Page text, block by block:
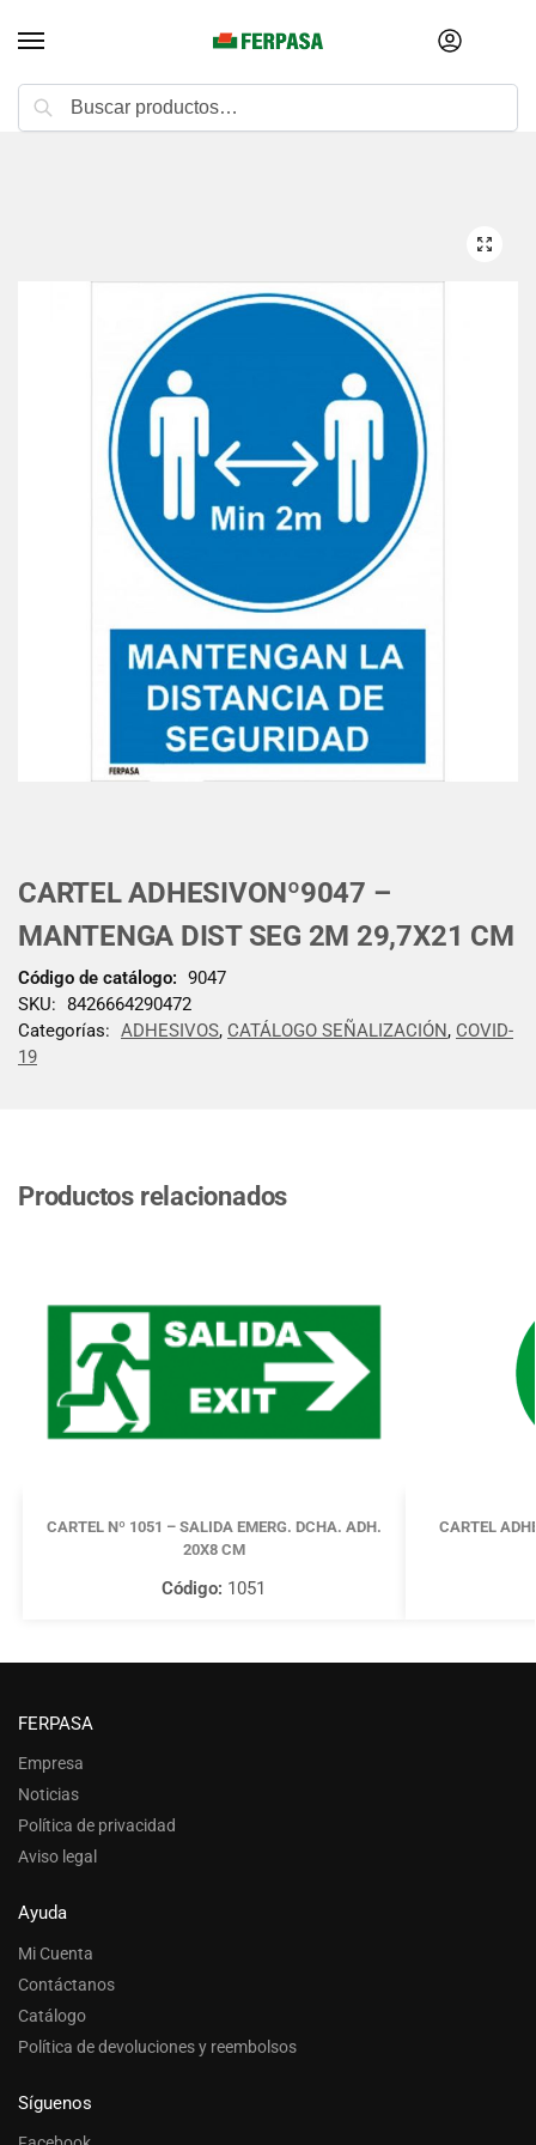
CARTEL ADHESIVONº9047 –
MANTENGA DIST SEG 2M 29,7X21 CM
Código de catálogo: 9047
SKU: 8426664290472
Categorías: ADHESIVOS, CATÁLOGO SEÑALIZACIÓN, COVID-
19
Productos relacionados
CARTEL Nº 1051 – SALIDA EMERG. DCHA. ADH.
20X8 CM
Código: 1051
CARTEL
FERPASA
Empresa
Noticias
Política de privacidad
Aviso legal
Ayuda
Mi Cuenta
Contáctanos
Catálogo
Política de devoluciones y reembolsos
Síguenos